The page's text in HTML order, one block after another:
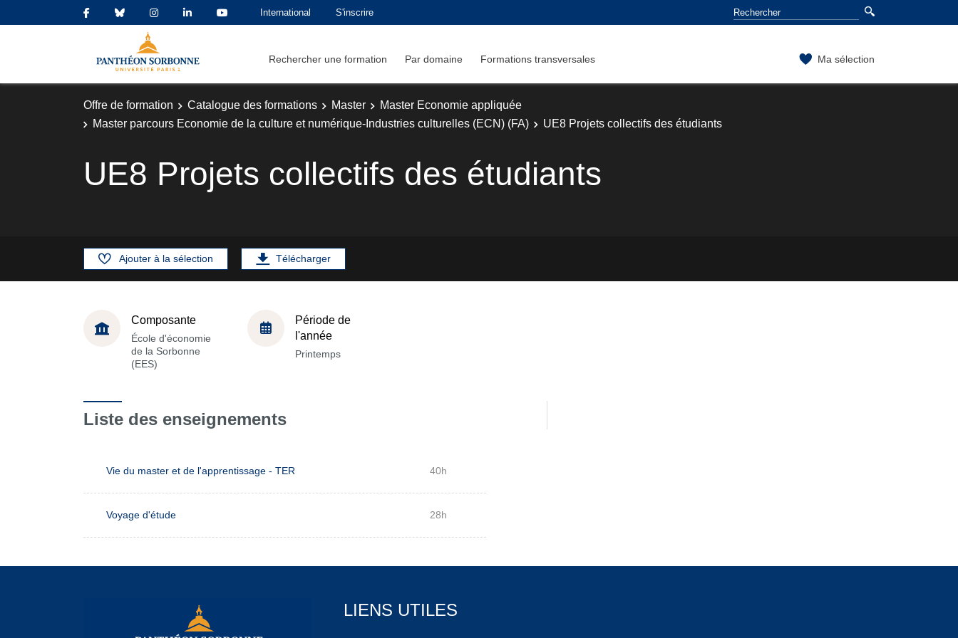
International S'inscrire
Rechercher une formation Par domaine Formations transversales Ma sélection
Offre de formation Catalogue des formations Master
Master Economie appliquée
Master parcours Economie de la culture et numérique-Industries culturelles (ECN) (FA)
UE8 Projets collectifs des étudiants
UE8 Projets collectifs des étudiants
Ajouter à la sélection Télécharger
Composante
École d'économie
de la Sorbonne
(EES)
Période de
l'année
Printemps
Liste des enseignements
Vie du master et de l'apprentissage - TER 40h
Voyage d'étude 28h
LIENS UTILES